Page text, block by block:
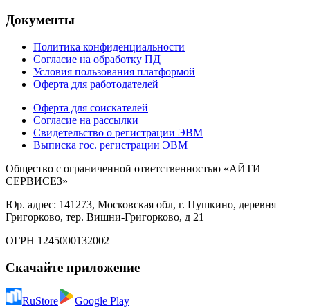
Документы
Политика конфиденциальности
Согласие на обработку ПД
Условия пользования платформой
Оферта для работодателей
Оферта для соискателей
Согласие на рассылки
Свидетельство о регистрации ЭВМ
Выписка гос. регистрации ЭВМ
Общество с ограниченной ответственностью «АЙТИ
СЕРВИСЕЗ»
Юр. адрес: 141273, Московская обл, г. Пушкино, деревня
Григорково, тер. Вишни-Григорково, д 21
ОГРН 1245000132002
Скачайте приложение
RuStore Google Play